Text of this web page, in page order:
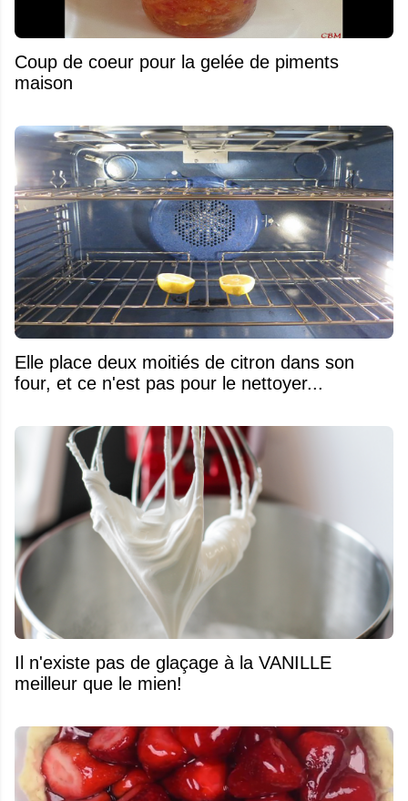
Coup de coeur pour la gelée de piments
maison
Elle place deux moitiés de citron dans son
four, et ce n'est pas pour le nettoyer...
Il n'existe pas de glaçage à la VANILLE
meilleur que le mien!